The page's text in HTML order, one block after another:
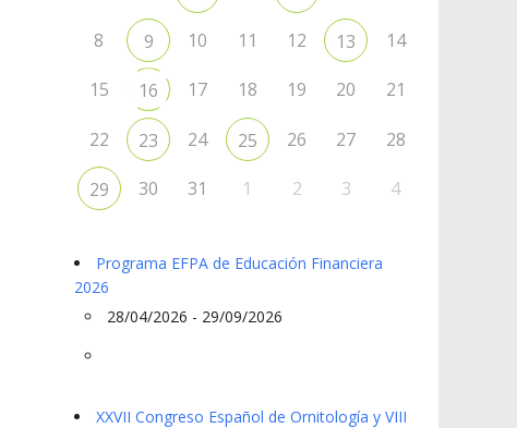
8 9 10 11 12 13 14
15 16 17 18 19 20 21
22 23 24 25 26 27 28
29 30 31 1 2 3 4
Programa EFPA de Educación Financiera
2026
28/04/2026 - 29/09/2026
XXVII Congreso Español de Ornitología y VIII